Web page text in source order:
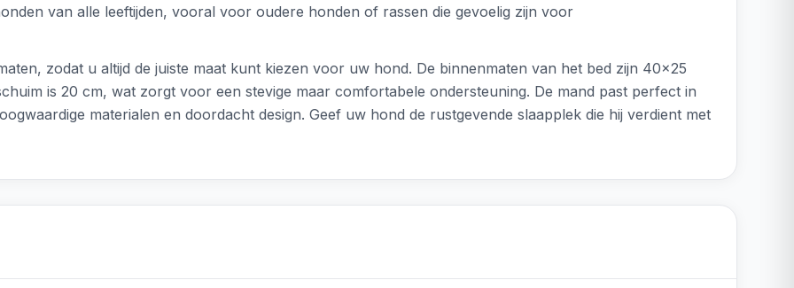
van alle leeftijden, vooral voor oudere honden of rassen die gevoelig zijn voor
zodat u altijd de juiste maat kunt kiezen voor uw hond. De binnenmaten van het bed zijn 40x25
is 20 cm, wat zorgt voor een stevige maar comfortabele ondersteuning. De mand past perfect in
materialen en doordacht design. Geef uw hond de rustgevende slaapplek die hij verdient met